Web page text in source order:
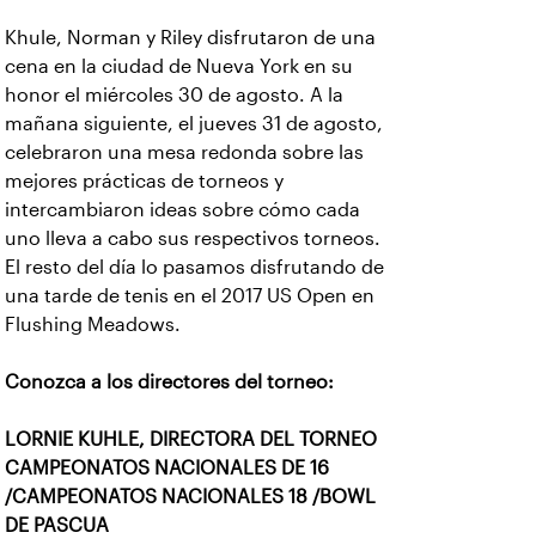
Khule, Norman y Riley disfrutaron de una
cena en la ciudad de Nueva York en su
honor el miércoles 30 de agosto. A la
mañana siguiente, el jueves 31 de agosto,
celebraron una mesa redonda sobre las
mejores prácticas de torneos y
intercambiaron ideas sobre cómo cada
uno lleva a cabo sus respectivos torneos.
El resto del día lo pasamos disfrutando de
una tarde de tenis en el 2017 US Open en
Flushing Meadows.
Conozca a los directores del torneo:
LORNIE KUHLE, DIRECTORA DEL TORNEO
CAMPEONATOS NACIONALES DE 16
/CAMPEONATOS NACIONALES 18 /BOWL
DE PASCUA